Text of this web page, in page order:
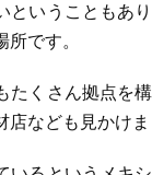
ということもあ
所です。
たくさん拠点を
店なども見かけま